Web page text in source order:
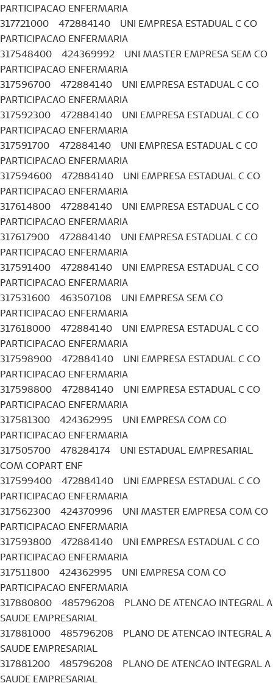
PARTICIPACAO ENFERMARIA
317721000 472884140 UNI EMPRESA ESTADUAL C CO
PARTICIPACAO ENFERMARIA
317548400 424369992 UNI MASTER EMPRESA SEM CO
PARTICIPACAO ENFERMARIA
317596700 472884140 UNI EMPRESA ESTADUAL C CO
PARTICIPACAO ENFERMARIA
317592300 472884140 UNI EMPRESA ESTADUAL C CO
PARTICIPACAO ENFERMARIA
317591700 472884140 UNI EMPRESA ESTADUAL C CO
PARTICIPACAO ENFERMARIA
317594600 472884140 UNI EMPRESA ESTADUAL C CO
PARTICIPACAO ENFERMARIA
317614800 472884140 UNI EMPRESA ESTADUAL C CO
PARTICIPACAO ENFERMARIA
317617900 472884140 UNI EMPRESA ESTADUAL C CO
PARTICIPACAO ENFERMARIA
317591400 472884140 UNI EMPRESA ESTADUAL C CO
PARTICIPACAO ENFERMARIA
317531600 463507108 UNI EMPRESA SEM CO
PARTICIPACAO ENFERMARIA
317618000 472884140 UNI EMPRESA ESTADUAL C CO
PARTICIPACAO ENFERMARIA
317598900 472884140 UNI EMPRESA ESTADUAL C CO
PARTICIPACAO ENFERMARIA
317598800 472884140 UNI EMPRESA ESTADUAL C CO
PARTICIPACAO ENFERMARIA
317581300 424362995 UNI EMPRESA COM CO
PARTICIPACAO ENFERMARIA
317505700 478284174 UNI ESTADUAL EMPRESARIAL
COM COPART ENF
317599400 472884140 UNI EMPRESA ESTADUAL C CO
PARTICIPACAO ENFERMARIA
317562300 424370996 UNI MASTER EMPRESA COM CO
PARTICIPACAO ENFERMARIA
317593800 472884140 UNI EMPRESA ESTADUAL C CO
PARTICIPACAO ENFERMARIA
317511800 424362995 UNI EMPRESA COM CO
PARTICIPACAO ENFERMARIA
317880800 485796208 PLANO DE ATENCAO INTEGRAL A
SAUDE EMPRESARIAL
317881000 485796208 PLANO DE ATENCAO INTEGRAL A
SAUDE EMPRESARIAL
317881200 485796208 PLANO DE ATENCAO INTEGRAL A
SAUDE EMPRESARIAL